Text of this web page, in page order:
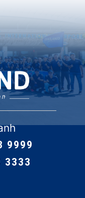
9999
3333